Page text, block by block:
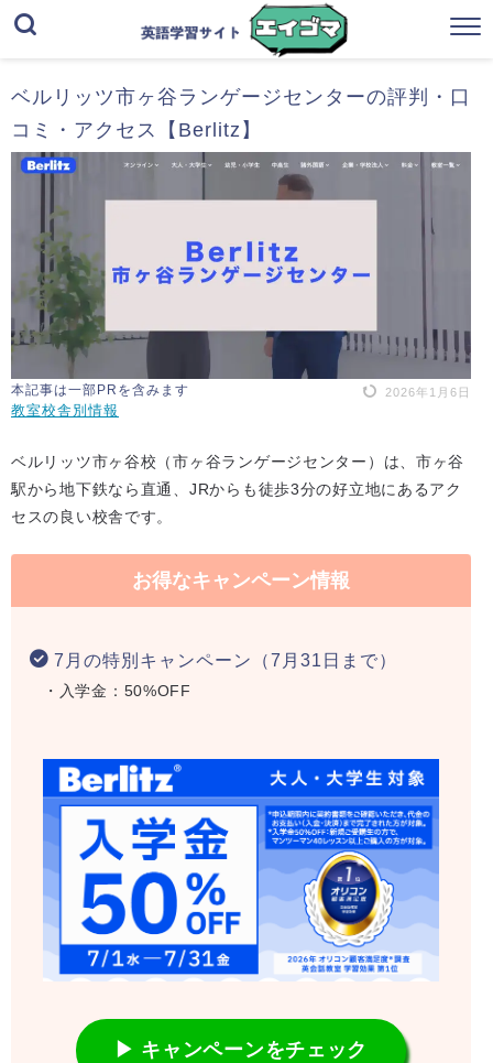
ベルリッツ市ヶ谷ランゲージセンターの評判・口
コミ・アクセス【Berlitz】
本記事は一部PRを含みます 2026年1月6日
教室校舎別情報
ベルリッツ市ヶ谷校（市ヶ谷ランゲージセンター）は、市ヶ谷
駅から地下鉄なら直通、JRからも徒歩3分の好立地にあるアク
セスの良い校舎です。
お得なキャンペーン情報
7月の特別キャンペーン（7月31日まで）
・入学金：50%OFF
▶ キャンペーンをチェック